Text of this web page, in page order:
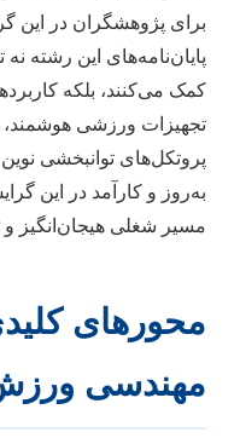
برای پژوهشگران در این
پایان‌نامه‌های این رشته
کمک می‌کنند، بلکه
تجهیزات ورزشی
پروتکل‌های توانبخشی
به‌روز و کارآمد در این
مسیر شغلی هیجان‌انگیز و
محورهای
مهندسی